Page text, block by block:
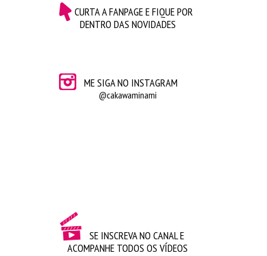
CURTA A FANPAGE E FIQUE POR
DENTRO DAS NOVIDADES
ME SIGA NO INSTAGRAM
@cakawaminami
SE INSCREVA NO CANAL E
ACOMPANHE TODOS OS VÍDEOS